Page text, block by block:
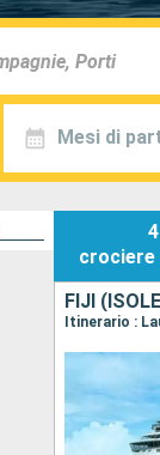
Mesi di
4
crociere
FIJI
Itinerario :